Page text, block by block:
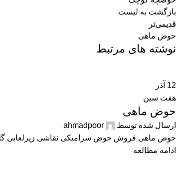
بازگشت بە لیست
قدیمی‌تر
حوض ماهی
نوشته های مرتبط
12 آذر
هفت سین
حوض ماهی
ارسال شده توسط
ahmadpoor
حوض ماهی فروش حوض سرامیکی نقاشی زیرلعابی
ادامه مطالعه